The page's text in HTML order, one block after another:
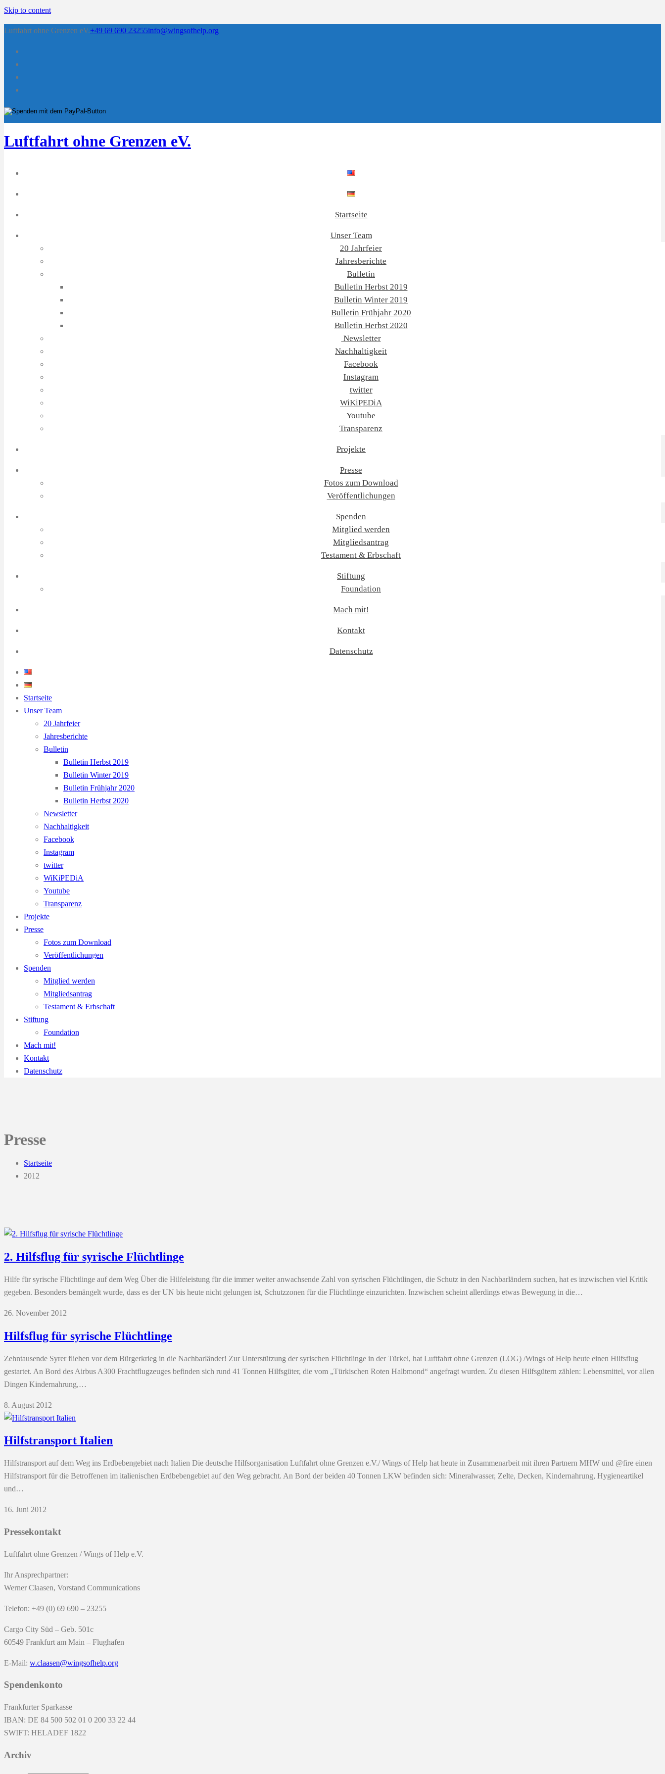
Skip to content
Luftfahrt ohne Grenzen eV.+49 69 690 23255info@wingsofhelp.org
Luftfahrt ohne Grenzen eV.
Startseite
Unser Team
20 Jahrfeier
Jahresberichte
Bulletin
Bulletin Herbst 2019
Bulletin Winter 2019
Bulletin Frühjahr 2020
Bulletin Herbst 2020
Newsletter
Nachhaltigkeit
Facebook
Instagram
twitter
WiKiPEDiA
Youtube
Transparenz
Projekte
Presse
Fotos zum Download
Veröffentlichungen
Spenden
Mitglied werden
Mitgliedsantrag
Testament & Erbschaft
Stiftung
Foundation
Mach mit!
Kontakt
Datenschutz
Startseite
Unser Team
20 Jahrfeier
Jahresberichte
Bulletin
Bulletin Herbst 2019
Bulletin Winter 2019
Bulletin Frühjahr 2020
Bulletin Herbst 2020
Newsletter
Nachhaltigkeit
Facebook
Instagram
twitter
WiKiPEDiA
Youtube
Transparenz
Projekte
Presse
Fotos zum Download
Veröffentlichungen
Spenden
Mitglied werden
Mitgliedsantrag
Testament & Erbschaft
Stiftung
Foundation
Mach mit!
Kontakt
Datenschutz
Presse
Startseite
2012
2. Hilfsflug für syrische Flüchtlinge
Hilfe für syrische Flüchtlinge auf dem Weg Über die Hilfeleistung für die immer weiter anwachsende Zahl von syrischen Flüchtlingen, die Schutz in den Nachbarländern suchen, hat es inzwischen viel Kritik
gegeben. Besonders bemängelt wurde, dass es der UN bis heute nicht gelungen ist, Schutzzonen für die Flüchtlinge einzurichten. Inzwischen scheint allerdings etwas Bewegung in die…
26. November 2012
Hilfsflug für syrische Flüchtlinge
Zehntausende Syrer fliehen vor dem Bürgerkrieg in die Nachbarländer! Zur Unterstützung der syrischen Flüchtlinge in der Türkei, hat Luftfahrt ohne Grenzen (LOG) /Wings of Help heute einen Hilfsflug
gestartet. An Bord des Airbus A300 Frachtflugzeuges befinden sich rund 41 Tonnen Hilfsgüter, die vom „Türkischen Roten Halbmond“ angefragt wurden. Zu diesen Hilfsgütern zählen: Lebensmittel, vor allen
Dingen Kindernahrung,…
8. August 2012
Hilfstransport Italien
Hilfstransport auf dem Weg ins Erdbebengebiet nach Italien Die deutsche Hilfsorganisation Luftfahrt ohne Grenzen e.V./ Wings of Help hat heute in Zusammenarbeit mit ihren Partnern MHW und @fire einen
Hilfstransport für die Betroffenen im italienischen Erdbebengebiet auf den Weg gebracht. An Bord der beiden 40 Tonnen LKW befinden sich: Mineralwasser, Zelte, Decken, Kindernahrung, Hygieneartikel
und…
16. Juni 2012
Pressekontakt
Luftfahrt ohne Grenzen / Wings of Help e.V.
Ihr Ansprechpartner:
Werner Claasen, Vorstand Communications
Telefon: +49 (0) 69 690 – 23255
Cargo City Süd – Geb. 501c
60549 Frankfurt am Main – Flughafen
E-Mail: w.claasen@wingsofhelp.org
Spendenkonto
Frankfurter Sparkasse
IBAN: DE 84 500 502 01 0 200 33 22 44
SWIFT: HELADEF 1822
Archiv